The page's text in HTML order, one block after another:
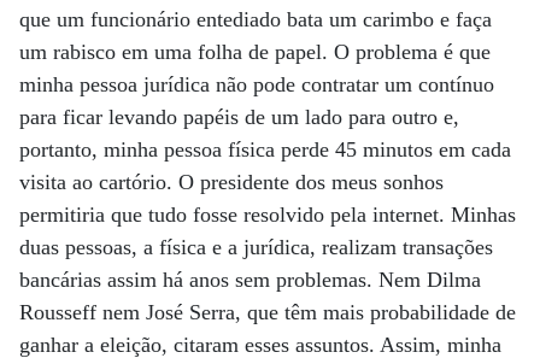
que um funcionário entediado bata um carimbo e faça
um rabisco em uma folha de papel. O problema é que
minha pessoa jurídica não pode contratar um contínuo
para ficar levando papéis de um lado para outro e,
portanto, minha pessoa física perde 45 minutos em cada
visita ao cartório. O presidente dos meus sonhos
permitiria que tudo fosse resolvido pela internet. Minhas
duas pessoas, a física e a jurídica, realizam transações
bancárias assim há anos sem problemas. Nem Dilma
Rousseff nem José Serra, que têm mais probabilidade de
ganhar a eleição, citaram esses assuntos. Assim, minha